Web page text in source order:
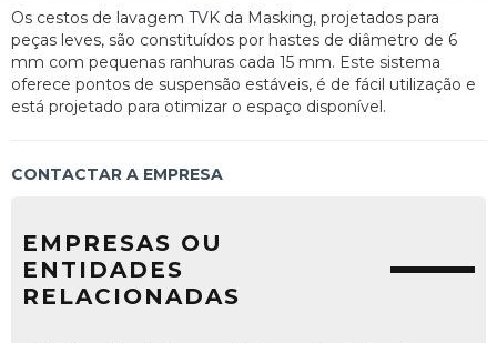
Os cestos de lavagem TVK da Masking, projetados para
peças leves, são constituídos por hastes de diâmetro de 6
mm com pequenas ranhuras cada 15 mm. Este sistema
oferece pontos de suspensão estáveis, é de fácil utilização e
está projetado para otimizar o espaço disponível.
CONTACTAR A EMPRESA
EMPRESAS OU
ENTIDADES
RELACIONADAS